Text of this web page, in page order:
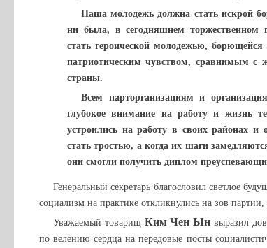
Наша молодежь должна стать искрой
ни была, в сегодняшнем торжественном
стать героической молодежью, борющейся
патриотическим чувством, сравнимым с
страны.
Всем парторганизациям и
глубокое внимание на работу и жизнь
устроились на работу в своих районах и
стать тростью, а когда их шаги
они смогли получить диплом
Генеральный секретарь благословил светлое
социализм на практике откликнулись на зов
Уважаемый товарищ Ким Чен Ын выразил
по велению сердца на передовые посты